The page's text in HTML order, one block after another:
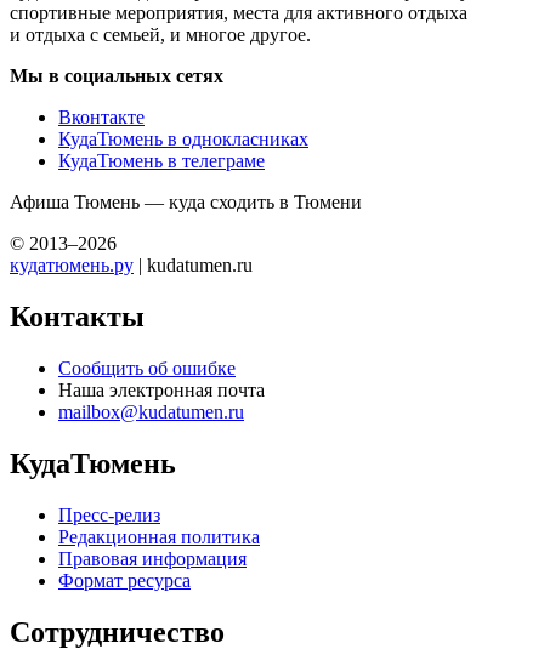
спортивные мероприятия, места для активного отдыха
и отдыха с семьей, и многое другое.
Мы в социальных сетях
Вконтакте
КудаТюмень в однокласниках
КудаТюмень в телеграме
Афиша Тюмень — куда сходить в Тюмени
© 2013–2026
кудатюмень.ру | kudatumen.ru
Контакты
Сообщить об ошибке
Наша электронная почта
mailbox@kudatumen.ru
КудаТюмень
Пресс-релиз
Редакционная политика
Правовая информация
Формат ресурса
Сотрудничество